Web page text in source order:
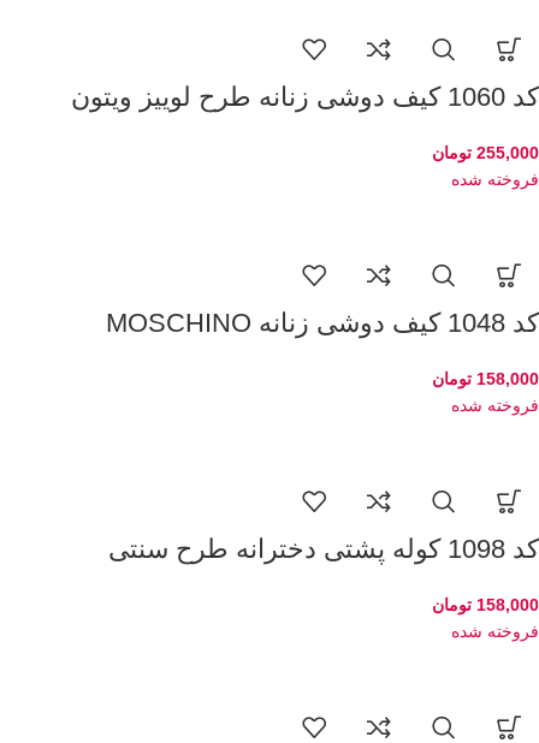
کد 1060 کیف دوشی زنانه طرح لوییز ویتون
255,000 تومان
فروخته شده
کد 1048 کیف دوشی زنانه MOSCHINO
158,000 تومان
فروخته شده
کد 1098 کوله پشتی دخترانه طرح سنتی
158,000 تومان
فروخته شده